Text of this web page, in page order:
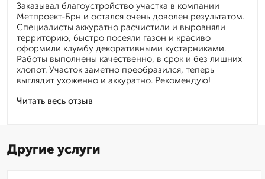
Читать весь отзыв
Заказывал благоустройство участка в компании
Метпроект-Брн и остался очень доволен результатом.
Специалисты аккуратно расчистили и выровняли
территорию, быстро посеяли газон и красиво
оформили клумбу декоративными кустарниками.
Работы выполнены качественно, в срок и без лишних
хлопот. Участок заметно преобразился, теперь
выглядит ухоженно и аккуратно. Рекомендую!
Другие услуги